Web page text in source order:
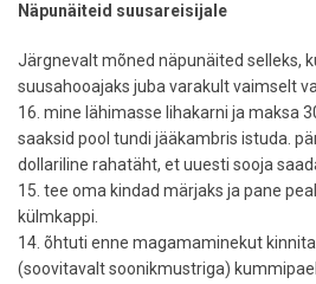
Näpunäiteid suusareisijale
Järgnevalt mõned näpunäited selleks,
suusahooajaks juba varakult vaimselt
16. mine lähimasse lihakarni ja maksa
saaksid pool tundi jääkambris istuda.
dollariline rahatäht, et uuesti sooja
15. tee oma kindad märjaks ja pane
külmkappi.
14. õhtuti enne magamaminekut
(soovitavalt soonikmustriga) kummipael.